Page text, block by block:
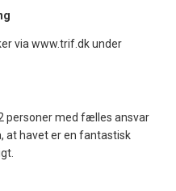
via www.trif.dk under
personer med fælles ansvar
at havet er en fantastisk